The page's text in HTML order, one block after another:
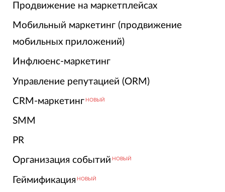
Продвижение на маркетплейсах
Мобильный маркетинг (продвижение
мобильных приложений)
Инфлюенс-маркетинг
Управление репутацией (ORM)
CRM-маркетинг НОВЫЙ
SMM
PR
Организация событий НОВЫЙ
Геймификация НОВЫЙ